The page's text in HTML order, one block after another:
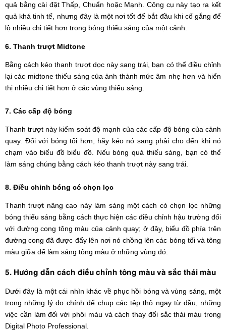
quả bằng cài đặt Thấp, Chuẩn hoặc Mạnh. Công cụ này tạo ra kết
quả khá tinh tế, nhưng đây là một nơi tốt để bắt đầu khi cố gắng để
lộ nhiều chi tiết hơn trong bóng thiếu sáng của một cảnh.
6. Thanh trượt Midtone
Bằng cách kéo thanh trượt dọc này sang trái, bạn có thể điều chỉnh
lại các midtone thiếu sáng của ảnh thành mức âm nhẹ hơn và hiển
thị nhiều chi tiết hơn ở các vùng thiếu sáng.
7. Các cấp độ bóng
Thanh trượt này kiểm soát độ mạnh của các cấp độ bóng của cảnh
quay. Đối với bóng tối hơn, hãy kéo nó sang phải cho đến khi nó
chạm vào biểu đồ biểu đồ. Nếu bóng quá thiếu sáng, bạn có thể
làm sáng chúng bằng cách kéo thanh trượt này sang trái.
8. Điều chỉnh bóng có chọn lọc
Thanh trượt nâng cao này làm sáng một cách có chọn lọc những
bóng thiếu sáng bằng cách thực hiện các điều chỉnh hậu trường đối
với đường cong tông màu của cảnh quay; ở đây, biểu đồ phía trên
đường cong đã được đẩy lên nơi nó chồng lên các bóng tối và tông
màu giữa để làm sáng tông màu ở những vùng đó.
5. Hướng dẫn cách điều chỉnh tông màu và sắc thái màu
Dưới đây là một cái nhìn khác về phục hồi bóng và vùng sáng, một
trong những lý do chính để chụp các tệp thô ngay từ đầu, những
việc cần làm đối với phôi màu và cách thay đổi sắc thái màu trong
Digital Photo Professional.